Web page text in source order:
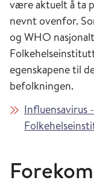
være aktuelt å ta
nevnt ovenfor.
og WHO
egenskapene til
befolkningen.
Influensavirus